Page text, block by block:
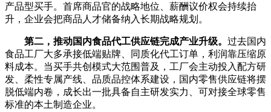
产品型买手。首席商品官的战略地位、薪酬议价权会持续抬
升，企业会把商品人才储备纳入长期战略规划。
第二，推动国内食品代工供应链完成产业升级。 过去国内
食品工厂大多承接低端贴牌、同质化代工订单，利润靠压缩原
料成本。当买手共创模式大范围普及，工厂会主动投入配方研
发、柔性专属产线、品质品控体系建设，国内零售供应链将摆
脱低端内卷，成长出一批具备自主研发实力、可对接全球零售
标准的本土制造企业。